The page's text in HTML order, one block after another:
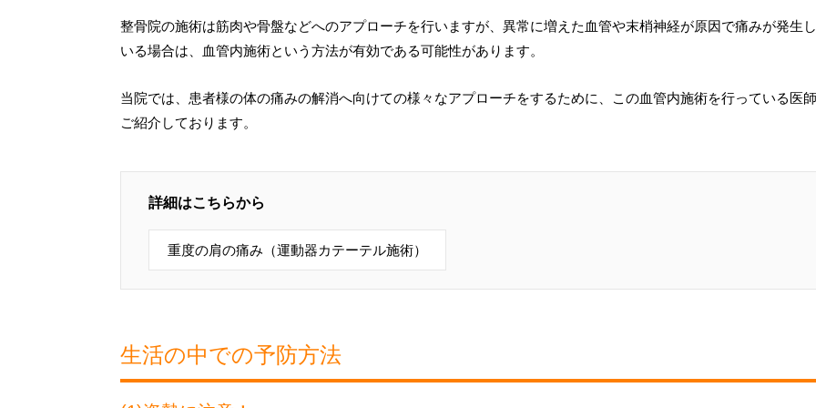
整骨院の施術は筋肉や骨盤などへのアプローチを行いますが、異常に増えた血管や末梢神経が原因で痛みが発生
いる場合は、血管内施術という方法が有効である可能性があります。
当院では、患者様の体の痛みの解消へ向けての様々なアプローチをするために、この血管内施術を行っている医
ご紹介しております。
詳細はこちらから
重度の肩の痛み（運動器カテーテル施術）
生活の中での予防方法